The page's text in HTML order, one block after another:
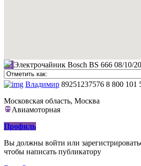
Электрочайник Bosch BS 666 08/10/
Владимир 89251237576 8 800 101
Московская область, Москва
Авиамоторная
Профиль
Вы должны войти или
чтобы написать публикатору